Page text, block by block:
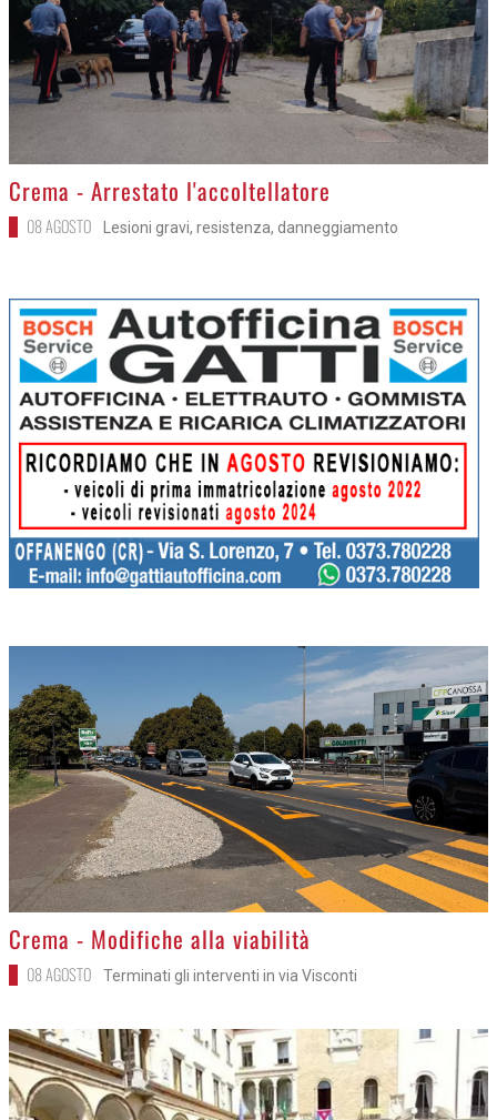
>
Crema - Arrestato l'accoltellatore
08 AGOSTO Lesioni gravi, resistenza, danneggiamento
>
Crema - Modifiche alla viabilità
08 AGOSTO Terminati gli interventi in via Visconti